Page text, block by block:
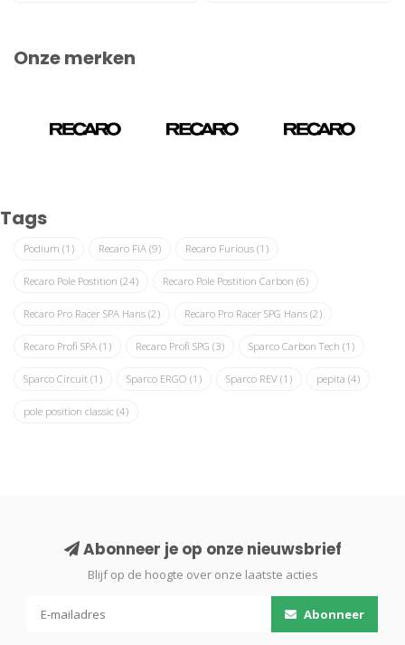
Onze merken
Tags
Podium (1) Recaro FiA (9) Recaro Furious (1)
Recaro Pole Postition (24) Recaro Pole Postition Carbon (6)
Recaro Pro Racer SPA Hans (2) Recaro Pro Racer SPG Hans (2)
Recaro Profi SPA (1) Recaro Profi SPG (3) Sparco Carbon Tech (1)
Sparco Circuit (1) Sparco ERGO (1) Sparco REV (1) pepita (4)
pole position classic (4)
Abonneer je op onze nieuwsbrief
Blijf op de hoogte over onze laatste acties
Abonneer